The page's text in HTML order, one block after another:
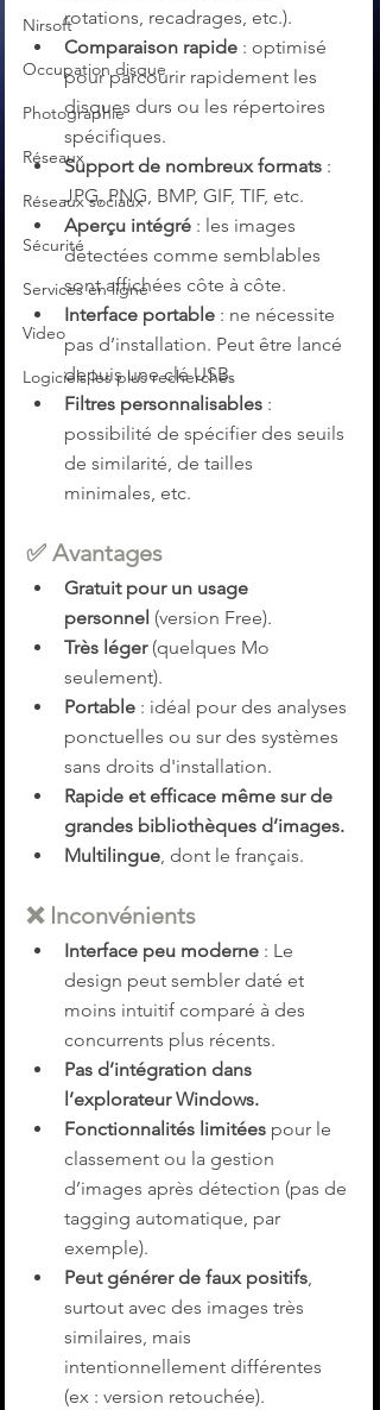
Nirsoft
Occupation disque
Photographie
Réseaux
Réseaux sociaux
Sécurité
Services en ligne
Video
Logiciels les plus recherchés
rotations, recadrages, etc.).
Comparaison rapide : optimisé
pour parcourir rapidement les
disques durs ou les répertoires
spécifiques.
Support de nombreux formats :
JPG, PNG, BMP, GIF, TIF, etc.
Aperçu intégré : les images
détectées comme semblables
sont affichées côte à côte.
Interface portable : ne nécessite
pas d’installation. Peut être lancé
depuis une clé USB.
Filtres personnalisables :
possibilité de spécifier des seuils
de similarité, de tailles
minimales, etc.
✅ Avantages
Gratuit pour un usage
personnel (version Free).
Très léger (quelques Mo
seulement).
Portable : idéal pour des analyses
ponctuelles ou sur des systèmes
sans droits d'installation.
Rapide et efficace même sur de
grandes bibliothèques d’images.
Multilingue, dont le français.
❌ Inconvénients
Interface peu moderne : Le
design peut sembler daté et
moins intuitif comparé à des
concurrents plus récents.
Pas d’intégration dans
l’explorateur Windows.
Fonctionnalités limitées pour le
classement ou la gestion
d’images après détection (pas de
tagging automatique, par
exemple).
Peut générer de faux positifs,
surtout avec des images très
similaires, mais
intentionnellement différentes
(ex : version retouchée).